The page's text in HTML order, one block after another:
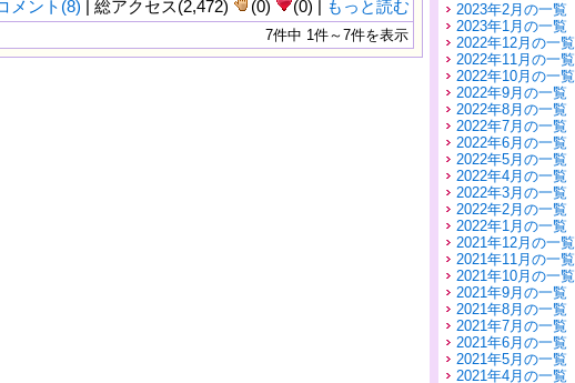
メント(8) | 総アクセス(2,472) (0) (0) | もっと読む
7件中 1件～7件を表示
2023年2月の一覧
2023年1月の一覧
2022年12月の一覧
2022年11月の一覧
2022年10月の一覧
2022年9月の一覧
2022年8月の一覧
2022年7月の一覧
2022年6月の一覧
2022年5月の一覧
2022年4月の一覧
2022年3月の一覧
2022年2月の一覧
2022年1月の一覧
2021年12月の一覧
2021年11月の一覧
2021年10月の一覧
2021年9月の一覧
2021年8月の一覧
2021年7月の一覧
2021年6月の一覧
2021年5月の一覧
2021年4月の一覧